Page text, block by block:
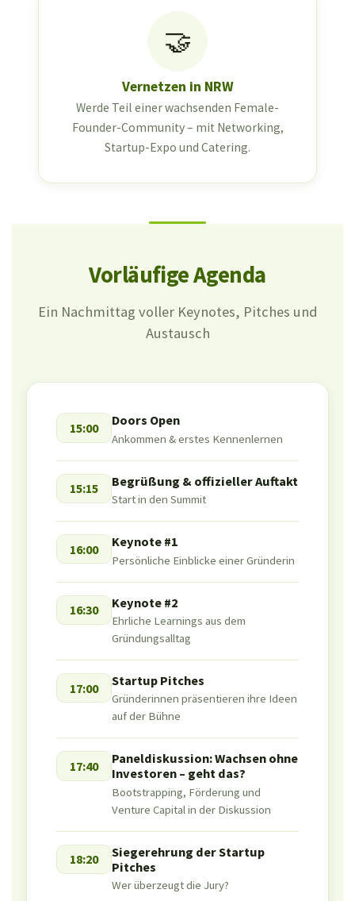
🤝
Vernetzen in NRW
Werde Teil einer wachsenden Female-
Founder-Community – mit Networking,
Startup-Expo und Catering.
Vorläufige Agenda
Ein Nachmittag voller Keynotes, Pitches und
Austausch
15:00 Doors Open
Ankommen & erstes Kennenlernen
15:15 Begrüßung & offizieller Auftakt
Start in den Summit
16:00 Keynote #1
Persönliche Einblicke einer Gründerin
16:30 Keynote #2
Ehrliche Learnings aus dem
Gründungsalltag
17:00 Startup Pitches
Gründerinnen präsentieren ihre Ideen
auf der Bühne
17:40
Paneldiskussion: Wachsen ohne
Investoren – geht das?
Bootstrapping, Förderung und
Venture Capital in der Diskussion
18:20
Siegerehrung der Startup
Pitches
Wer überzeugt die Jury?